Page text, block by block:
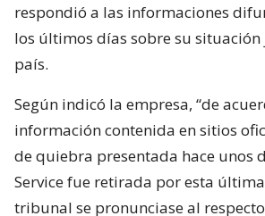
respondió a las informaciones
los últimos días sobre su
país.
Según indicó la empresa, “de
información contenida en sitios
de quiebra presentada hace unos
Service fue retirada por esta
tribunal se pronunciase al